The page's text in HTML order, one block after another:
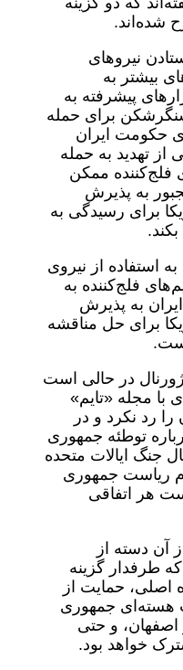
شده‌اند.
نیروهای
بیشتر به
پیشرفته به
برای حمله
حکومت ایران
از تهدید به حمله
فلج‌کننده ممکن
به پذیرش
برای رسیدگی به
به استفاده از نیروی
فلج‌کننده به
به پذیرش
برای حل مناقشه
در حالی است
با مجله «تایم»
رد نکرد و در
توطئه جمهوری
جنگ ایالات متحده
ریاست جمهوری
هر اتفاقی
آن دسته از
طرفدار گزینه
اصلی، حمایت از
هسته‌ای جمهوری
اصفهان، و حتی
خواهد بود.